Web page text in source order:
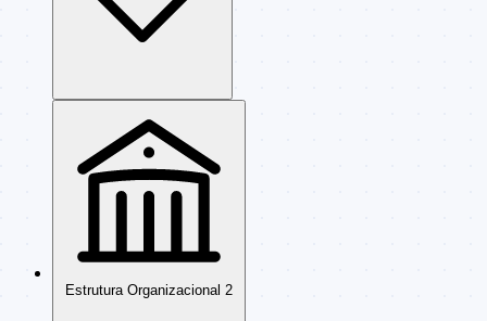
Estrutura Organizacional 2